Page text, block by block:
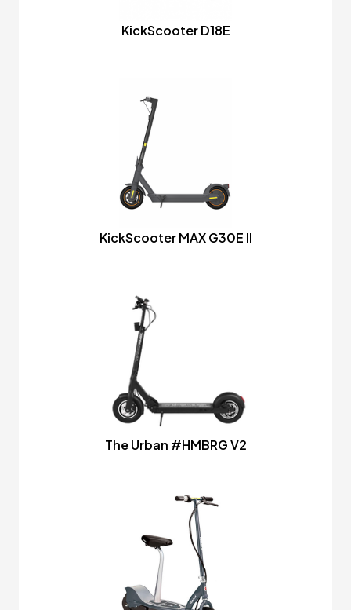
KickScooter D18E
KickScooter MAX G30E II
The Urban #HMBRG V2